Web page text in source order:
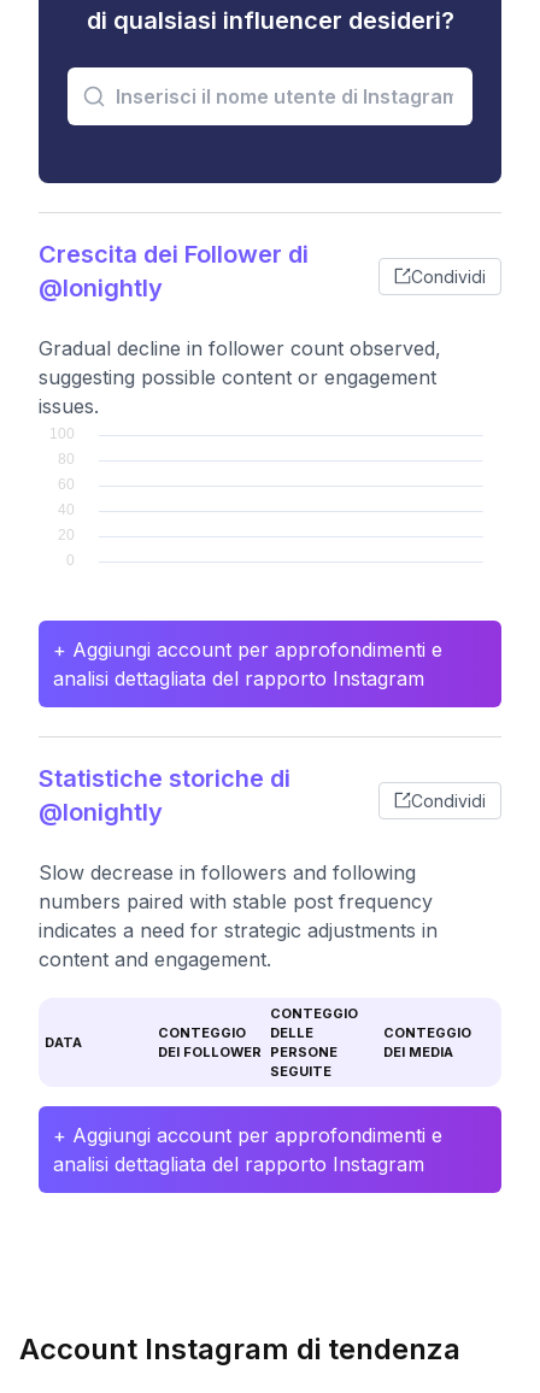
di qualsiasi influencer desideri?
Crescita dei Follower di
@lonightly
Condividi
Gradual decline in follower count observed,
suggesting possible content or engagement
issues.
+ Aggiungi account per approfondimenti e
analisi dettagliata del rapporto Instagram
Statistiche storiche di
@lonightly
Condividi
Slow decrease in followers and following
numbers paired with stable post frequency
indicates a need for strategic adjustments in
content and engagement.
DATA
CONTEGGIO
DEI FOLLOWER
CONTEGGIO
DELLE
PERSONE
SEGUITE
CONTEGGIO
DEI MEDIA
+ Aggiungi account per approfondimenti e
analisi dettagliata del rapporto Instagram
Account Instagram di tendenza